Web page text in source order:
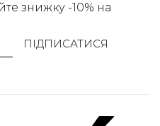
знижку -10% на
ПІДПИСАТИСЯ